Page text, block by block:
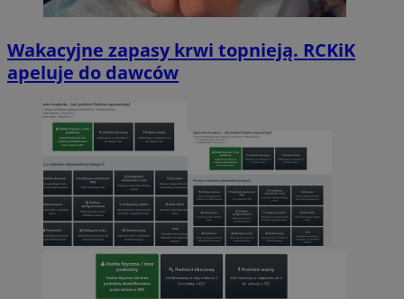
Wakacyjne zapasy krwi topnieją. RCKiK
apeluje do dawców